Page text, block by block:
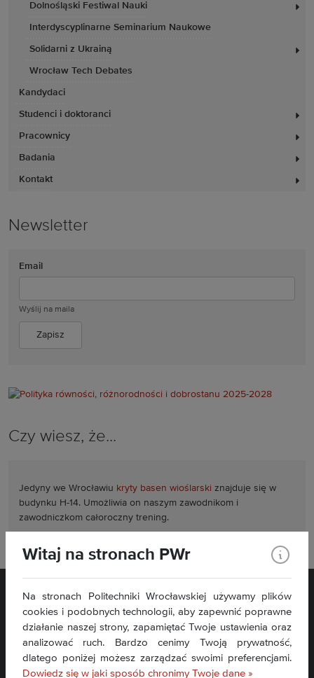
Dolnośląski Festiwal Nauki
Interdyscyplinarne Seminarium Naukowe
Solidarni z Ukrainą
Wrocław Tech Debates
Kandydaci
Studenci i doktoranci
Pracownicy
Badania
Kontakt
Newsletter
Email
Wyślij na maila
Czy wiesz, że...
Jedyny we Wrocławiu kryty basen wioślarski znajduje się w
budynku H-14. Umożliwia on naszym zawodnikom i
zawodniczkom całoroczny trening.
Witaj na stronach PWr
Na stronach Politechniki Wrocławskiej używamy plików
cookies i podobnych technologii, aby zapewnić poprawne
działanie naszej strony, zapamiętać Twoje ustawienia oraz
analizować ruch. Bardzo cenimy Twoją prywatność,
dlatego poniżej możesz zarządzać swoimi preferencjami.
Dowiedz się w jaki sposób chronimy Twoje dane »